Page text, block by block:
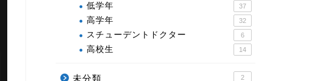
低学年 37
高学年 32
スチューデントドクター 6
高校生 14
未分類 2